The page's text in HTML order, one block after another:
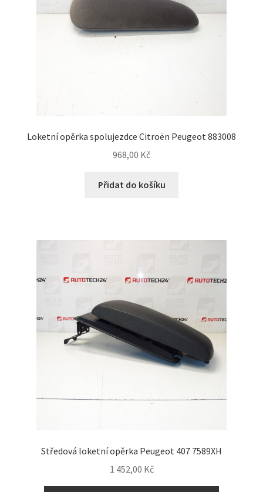
Loketní opěrka spolujezdce Citroën Peugeot 883008
968,00 Kč
Přidat do košíku
Středová loketní opěrka Peugeot 407 7589XH
1 452,00 Kč